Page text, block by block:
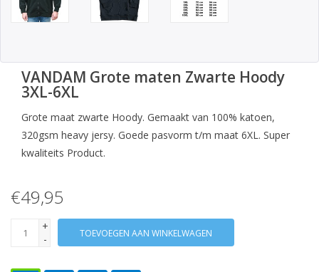
VANDAM Grote maten Zwarte Hoody
3XL-6XL
Grote maat zwarte Hoody. Gemaakt van 100% katoen,
320gsm heavy jersy. Goede pasvorm t/m maat 6XL. Super
kwaliteits Product.
€49,95
+
-
TOEVOEGEN AAN WINKELWAGEN